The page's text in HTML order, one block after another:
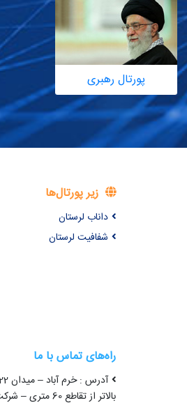
پورتال رهبری
زیر پورتال‌ها
داناب لرستان
شفافیت لرستان
راه‌های تماس با ما
بالاتر از تقاطع 60 متری – شرکت آب منطقه ای لرستان